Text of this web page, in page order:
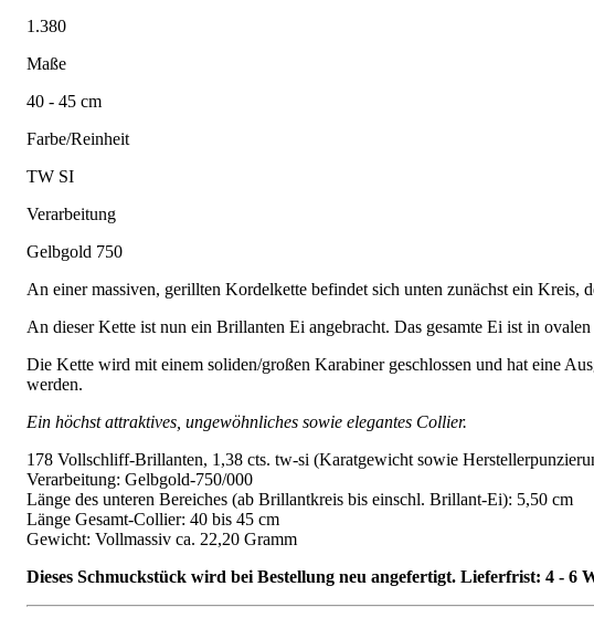
1.380
Maße
40 - 45 cm
Farbe/Reinheit
TW SI
Verarbeitung
Gelbgold 750
An einer massiven, gerillten Kordelkette befindet sich unten zunächst ein Kreis,
An dieser Kette ist nun ein Brillanten Ei angebracht. Das gesamte Ei ist in
Die Kette wird mit einem soliden/großen Karabiner geschlossen und hat eine
werden.
Ein höchst attraktives, ungewöhnliches sowie elegantes Collier.
178 Vollschliff-Brillanten, 1,38 cts. tw-si (Karatgewicht sowie
Verarbeitung: Gelbgold-750/000
Länge des unteren Bereiches (ab Brillantkreis bis einschl. Brillant-Ei): 5,50 cm
Länge Gesamt-Collier: 40 bis 45 cm
Gewicht: Vollmassiv ca. 22,20 Gramm
Dieses Schmuckstück wird bei Bestellung neu angefertigt. Lieferfrist: 4 - 6